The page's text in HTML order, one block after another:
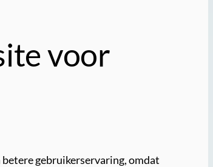
voor
gebruikerservaring, omdat